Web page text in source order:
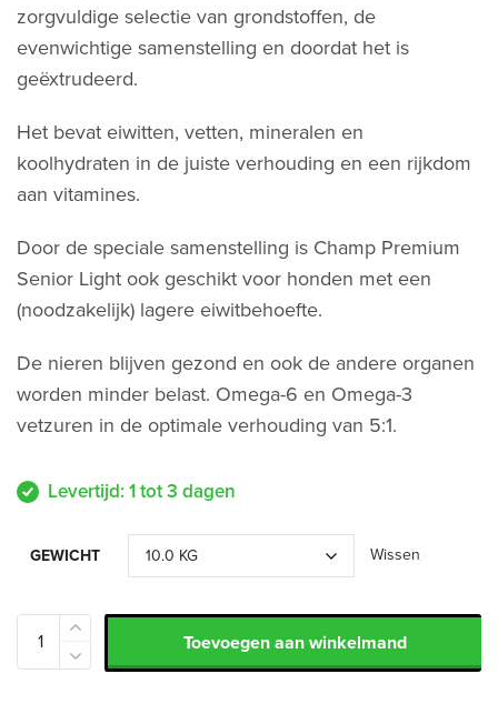
zorgvuldige selectie van grondstoffen, de
evenwichtige samenstelling en doordat het is
geëxtrudeerd.
Het bevat eiwitten, vetten, mineralen en
koolhydraten in de juiste verhouding en een rijkdom
aan vitamines.
Door de speciale samenstelling is Champ Premium
Senior Light ook geschikt voor honden met een
(noodzakelijk) lagere eiwitbehoefte.
De nieren blijven gezond en ook de andere organen
worden minder belast. Omega-6 en Omega-3
vetzuren in de optimale verhouding van 5:1.
Levertijd: 1 tot 3 dagen
GEWICHT Wissen
Toevoegen aan winkelmand